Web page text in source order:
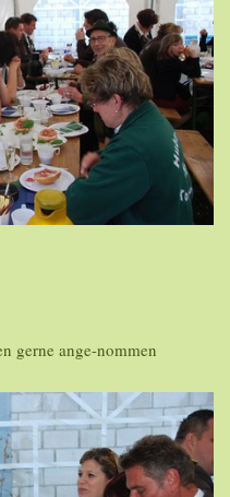
gerne ange-nommen